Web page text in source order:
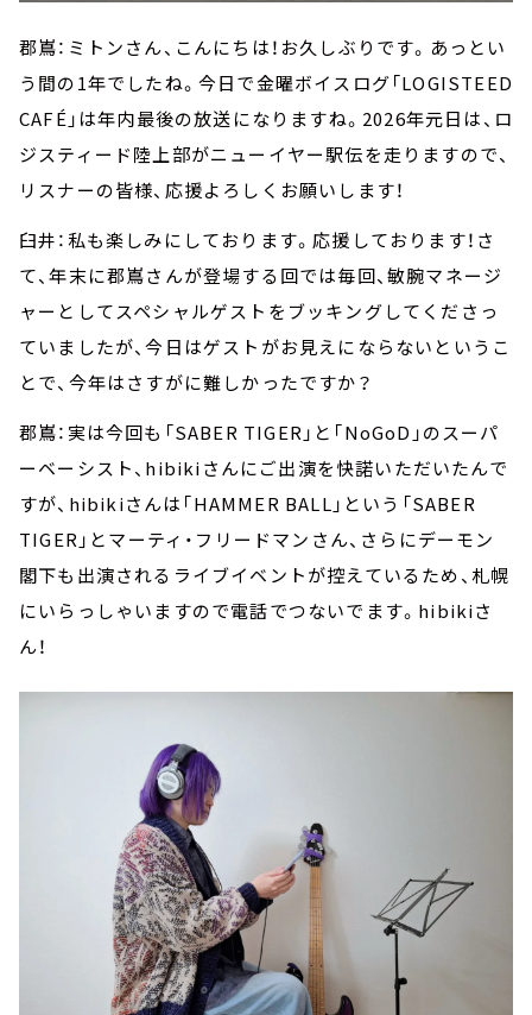
郡嶌：ミトンさん、こんにちは！お久しぶりです。あっとい
う間の1年でしたね。今日で金曜ボイスログ「LOGISTEED
CAFÉ」は年内最後の放送になりますね。2026年元日は、ロ
ジスティード陸上部がニューイヤー駅伝を走りますので、
リスナーの皆様、応援よろしくお願いします！
臼井：私も楽しみにしております。応援しております！さ
て、年末に郡嶌さんが登場する回では毎回、敏腕マネージ
ャーとしてスペシャルゲストをブッキングしてくださっ
ていましたが、今日はゲストがお見えにならないというこ
とで、今年はさすがに難しかったですか？
郡嶌：実は今回も「SABER TIGER」と「NoGoD」のスーパ
ーベーシスト、hibikiさんにご出演を快諾いただいたんで
すが、hibikiさんは「HAMMER BALL」という「SABER
TIGER」とマーティ・フリードマンさん、さらにデーモン
閣下も出演されるライブイベントが控えているため、札幌
にいらっしゃいますので電話でつないでます。hibikiさ
ん！